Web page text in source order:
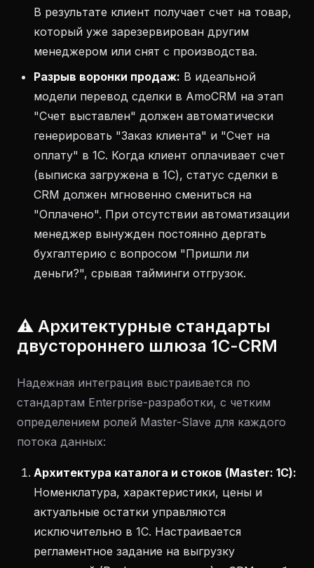
В результате клиент получает счет на товар,
который уже зарезервирован другим
менеджером или снят с производства.
Разрыв воронки продаж: В идеальной
модели перевод сделки в AmoCRM на этап
"Счет выставлен" должен автоматически
генерировать "Заказ клиента" и "Счет на
оплату" в 1С. Когда клиент оплачивает счет
(выписка загружена в 1С), статус сделки в
CRM должен мгновенно смениться на
"Оплачено". При отсутствии автоматизации
менеджер вынужден постоянно дергать
бухгалтерию с вопросом "Пришли ли
деньги?", срывая тайминги отгрузок.
⚠️ Архитектурные стандарты
двустороннего шлюза 1С-CRM
Надежная интеграция выстраивается по
стандартам Enterprise-разработки, с четким
определением ролей Master-Slave для каждого
потока данных:
Архитектура каталога и стоков (Master: 1С):
Номенклатура, характеристики, цены и
актуальные остатки управляются
исключительно в 1С. Настраивается
регламентное задание на выгрузку